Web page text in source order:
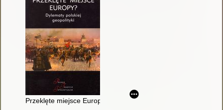
Przeklęte miejsce Europy? : dylematy polskiej geopolityki